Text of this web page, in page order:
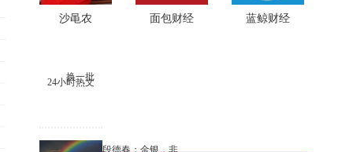
沙黾农 面包财经 蓝鲸财经
24小时热文
换一批
段德春：金银，非